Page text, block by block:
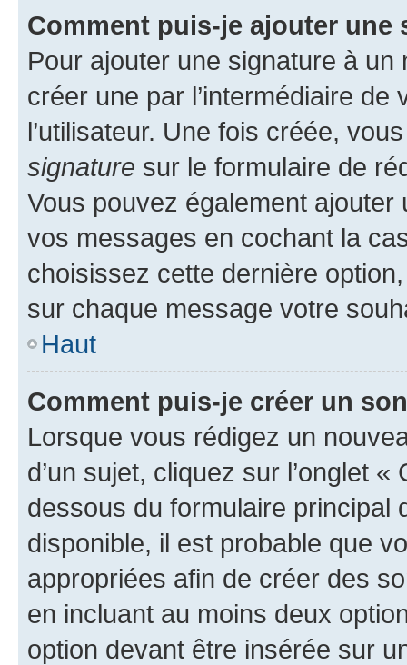
Comment puis-je ajouter une
Pour ajouter une signature à un
créer une par l’intermédiaire
l’utilisateur. Une fois créée,
signature sur le formulaire de
Vous pouvez également
vos messages en cochant la
choisissez cette dernière
sur chaque message votre
Haut
Comment puis-je créer un
Lorsque vous rédigez un
d’un sujet, cliquez sur l’onglet
dessous du formulaire principal
disponible, il est probable que
appropriées afin de créer des
en incluant au moins deux
option devant être insérée sur